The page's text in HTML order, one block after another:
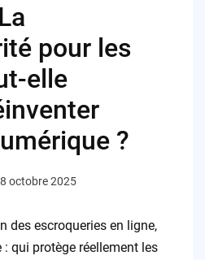
pour les
elle
?
octobre 2025
des escroqueries en ligne,
: qui protège réellement les